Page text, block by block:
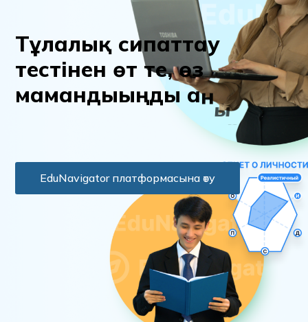
Тұлалық сипаттау
тестінен өт те, өз
мамандыыңды анықта
EduNavigator платформасына өту